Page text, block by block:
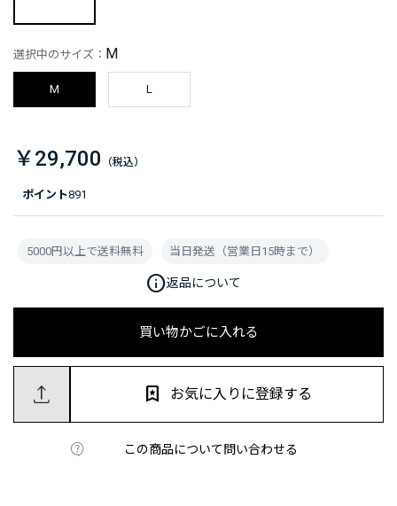
ポイント891
選択中のサイズ： M
M L
￥29,700
買い物かごに入れる
この商品について問い合わせる
お気に入りに登録する
5000円以上で送料無料 当日発送（営業日15時まで）
info返品について